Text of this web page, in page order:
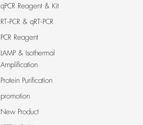
qPCR Reagent & Kit
RT-PCR & qRT-PCR
PCR Reagent
LAMP & Isothermal
Amplification
Protein Purification
promotion
New Product